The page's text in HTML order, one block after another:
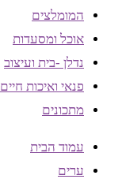
המומלצים
אוכל ומסעדות
נדלן -בית ועיצוב
פנאי ואיכות חיים
מתכונים
עמוד הבית
ערים